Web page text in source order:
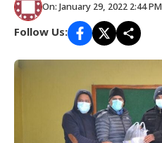
On: January 29, 2022 2:44 PM
Follow Us: